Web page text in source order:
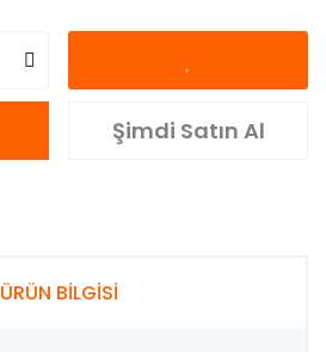
Şimdi Satın Al
ÜRÜN BİLGİSİ